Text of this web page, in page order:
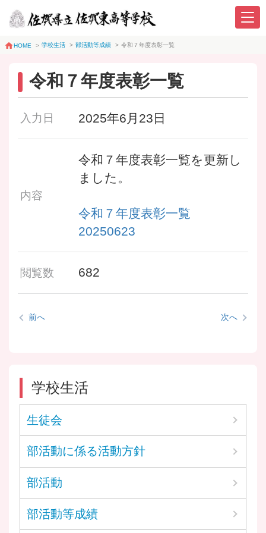
HOME > 学校生活 > 部活動等成績 > 令和７年度表彰一覧
令和７年度表彰一覧
入力日 2025年6月23日
内容
令和７年度表彰一覧を更新し
ました。
令和７年度表彰一覧
20250623
閲覧数 682
前へ 次へ
学校生活
生徒会
部活動に係る活動方針
部活動
部活動等成績